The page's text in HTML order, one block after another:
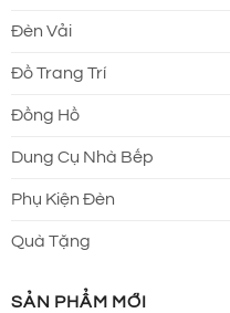
Đèn Vải
Đồ Trang Trí
Đồng Hồ
Dung Cụ Nhà Bếp
Phụ Kiện Đèn
Quà Tặng
SẢN PHẨM MỚI